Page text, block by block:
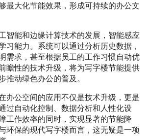
最大化节能效果，形成可持续的办公文
智能和边缘计算技术的发展，智能感应
习能力。系统可以通过分析历史数据，
需求，甚至根据员工的工作习惯自动优
瞻性的技术升级，将为写字楼节能提供
推动绿色办公的普及。
办公空间的应用不仅是技术升级，更是
过自动化控制、数据分析和人性化设
工作效率的同时，实现显著的节能降
环保的现代写字楼而言，这无疑是一项